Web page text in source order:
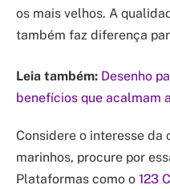
os mais velhos. A
também faz diferença
Leia também: Desenho
benefícios que acalmam
Considere o interesse da
marinhos, procure por
Plataformas como o 123